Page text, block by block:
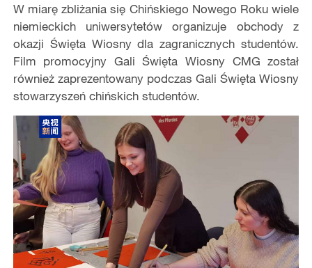
W miarę zbliżania się Chińskiego Nowego Roku wiele
niemieckich uniwersytetów organizuje obchody z
okazji Święta Wiosny dla zagranicznych studentów.
Film promocyjny Gali Święta Wiosny CMG został
również zaprezentowany podczas Gali Święta Wiosny
stowarzyszeń chińskich studentów.